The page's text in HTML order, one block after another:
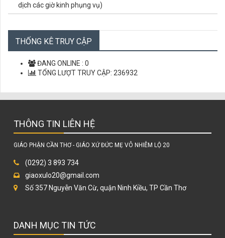
dịch các giờ kinh phụng vụ)
CÙNG HỌC LỜI CHÚA
THỐNG KÊ TRUY CẬP
ĐANG ONLINE : 0
TỔNG LƯỢT TRUY CẬP: 236932
THÔNG TIN LIÊN HỆ
GIÁO PHẬN CẦN THƠ - GIÁO XỨ ĐỨC MẸ VÔ NHIỄM LỘ 20
(0292) 3 893 734
giaoxulo20@gmail.com
Số 357 Nguyễn Văn Cừ, quận Ninh Kiều, TP Cần Thơ
DANH MỤC TIN TỨC